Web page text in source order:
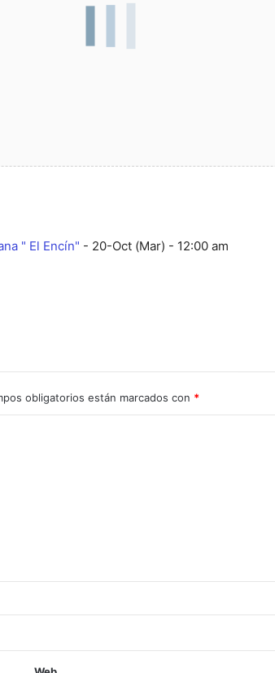
" El Encín" - 20-Oct (Mar) - 12:00 am
obligatorios están marcados con *